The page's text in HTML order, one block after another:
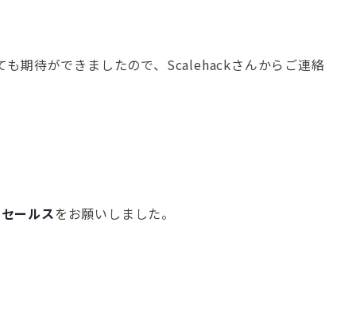
期待ができましたので、Scalehackさんからご連絡
ールスをお願いしました。